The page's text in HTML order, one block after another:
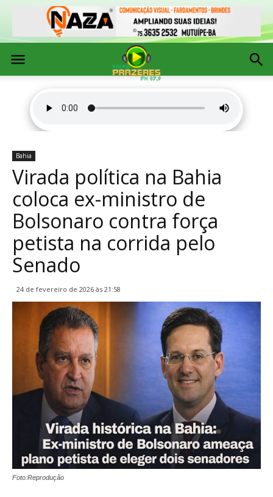
Bahia
Virada política na Bahia
coloca ex-ministro de
Bolsonaro contra força
petista na corrida pelo
Senado
24 de fevereiro de 2026 às 21:58
Foto:Reprodução